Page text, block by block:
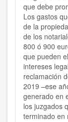
que debe
Los gastos
de la
de los
800 ó 900
que pueden
intereses
reclamación
2019 –ese
generado en
los juzgados
terminado en